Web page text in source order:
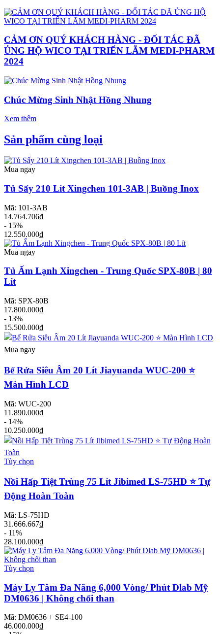
CẢM ƠN QUÝ KHÁCH HÀNG - ĐỐI TÁC ĐÃ
ỦNG HỘ WICO TẠI TRIỂN LÃM MEDI-PHARM
2024
Chúc Mừng Sinh Nhật Hồng Nhung
Xem thêm
Sản phẩm cùng loại
Mua ngay
Tủ Sấy 210 Lít Xingchen 101-3AB | Buồng Inox
Mã: 101-3AB
14.764.706₫
- 15%
12.550.000₫
Mua ngay
Tủ Ấm Lạnh Xingchen - Trung Quốc SPX-80B | 80
Lít
Mã: SPX-80B
17.800.000₫
- 13%
15.500.000₫
Mua ngay
Bể Rửa Siêu Âm 20 Lít Jiayuanda WUC-200 ⭐
Màn Hình LCD
Mã: WUC-200
11.890.000₫
- 14%
10.250.000₫
Tùy chọn
Nồi Hấp Tiệt Trùng 75 Lít Jibimed LS-75HD ⭐ Tự
Động Hoàn Toàn
Mã: LS-75HD
31.666.667₫
- 11%
28.100.000₫
Tùy chọn
Máy Ly Tâm Đa Năng 6,000 Vòng/ Phút Dlab Mỹ
DM0636 | Không chổi than
Mã: DM0636 + SE4-100
46.000.000₫